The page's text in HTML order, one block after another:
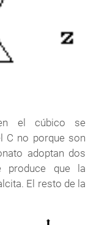
el cúbico se
C no porque son
adoptan dos
produce que la
El resto de la